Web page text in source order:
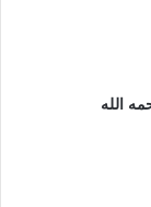
الله